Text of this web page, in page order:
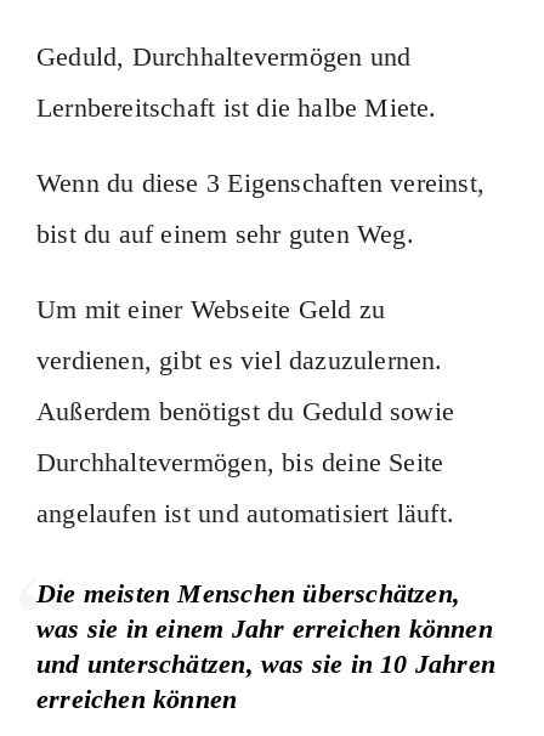
Geduld, Durchhaltevermögen und
Lernbereitschaft ist die halbe Miete.
Wenn du diese 3 Eigenschaften vereinst,
bist du auf einem sehr guten Weg.
Um mit einer Webseite Geld zu
verdienen, gibt es viel dazuzulernen.
Außerdem benötigst du Geduld sowie
Durchhaltevermögen, bis deine Seite
angelaufen ist und automatisiert läuft.
Die meisten Menschen überschätzen,
was sie in einem Jahr erreichen können
und unterschätzen, was sie in 10 Jahren
erreichen können